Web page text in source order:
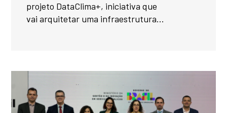
projeto DataClima+, iniciativa que
vai arquitetar uma infraestrutura...